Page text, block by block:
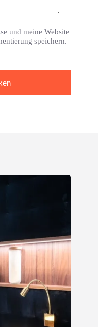
und meine Website
speichern.